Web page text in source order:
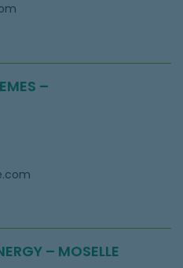
–
– MOSELLE